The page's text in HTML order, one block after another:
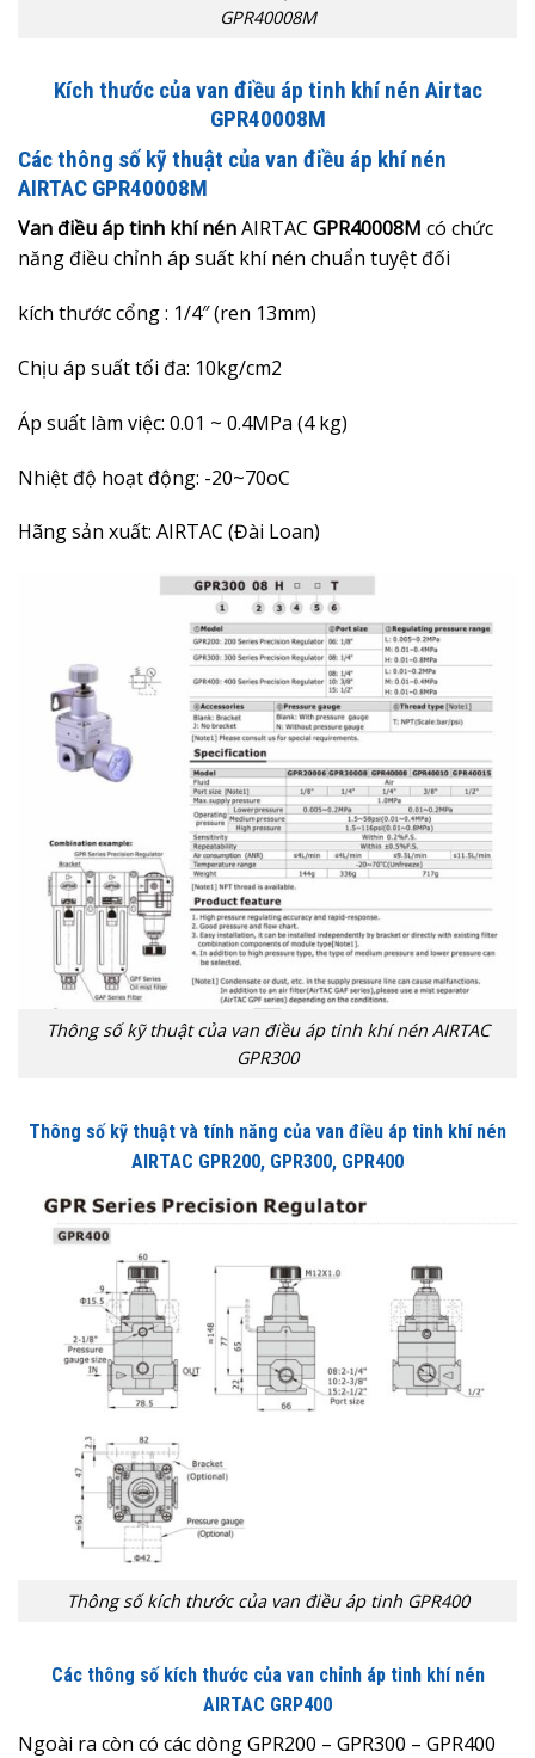
GPR40008M
Kích thước của van điều áp tinh khí nén Airtac
GPR40008M
Các thông số kỹ thuật của van điều áp khí nén
AIRTAC GPR40008M
Van điều áp tinh khí nénAIRTAC GPR40008M có chức
năng điều chỉnh áp suất khí nén chuẩn tuyệt đối
kích thước cổng : 1/4″ (ren 13mm)
Chịu áp suất tối đa: 10kg/cm2
Áp suất làm việc: 0.01 ~ 0.4MPa (4 kg)
Nhiệt độ hoạt động: -20~70oC
Hãng sản xuất: AIRTAC (Đài Loan)
Thông số kỹ thuật của van điều áp tinh khí nén AIRTAC
GPR300
Thông số kỹ thuật và tính năng của van điều áp tinh khí nén
AIRTAC GPR200, GPR300, GPR400
Thông số kích thước của van điều áp tinh GPR400
Các thông số kích thước của van chỉnh áp tinh khí nén
AIRTAC GRP400
Ngoài ra còn có các dòng GPR200 – GPR300 – GPR400